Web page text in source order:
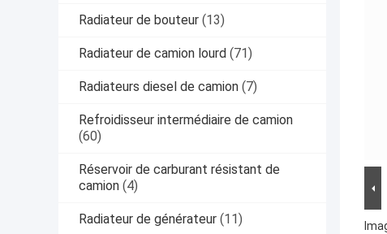
Radiateur de bouteur (13)
Radiateur de camion lourd (71)
Radiateurs diesel de camion (7)
Refroidisseur intermédiaire de camion
(60)
Réservoir de carburant résistant de
camion (4)
Radiateur de générateur (11)